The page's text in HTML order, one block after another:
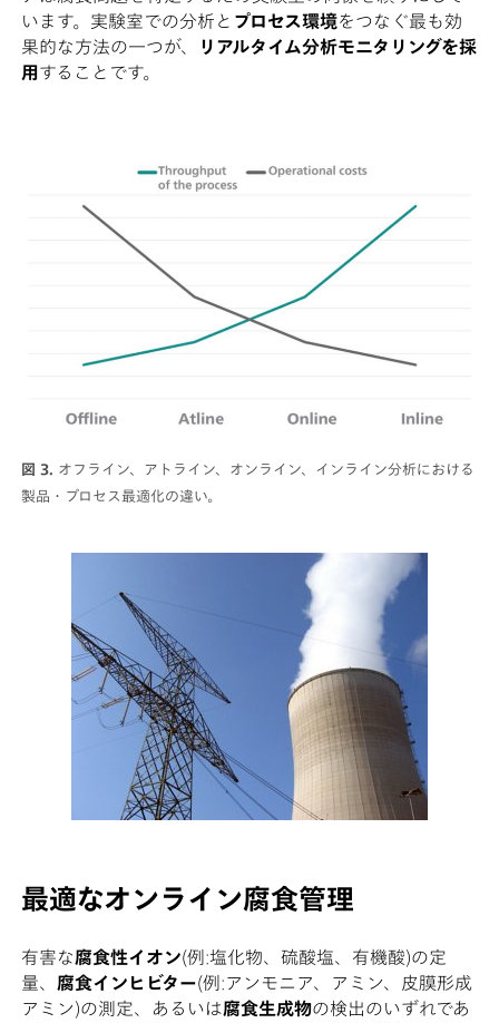
います。実験室での分析と プロセス環境をつなぐ最も効
果的な方法の一つが、
リアルタイム分析モニタリングを採
用 することです。
図 3. オフライン、アトライン、オンライン、インライン分析における
製品・プロセス最適化の違い。
最適なオンライン腐食管理
有害な腐食性イオン(例:塩化物、硫酸塩、有機酸)の定
量、 腐食インヒビター(例:アンモニア、アミン、皮膜形成
アミン)の測定、あるいは腐食生成物の検出のいずれであ